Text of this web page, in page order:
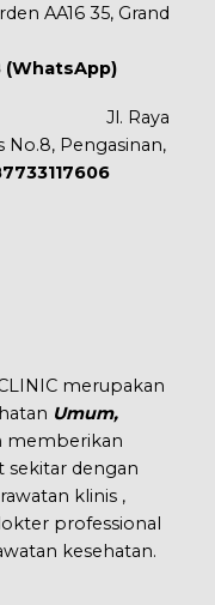
AA16 35, Grand
(WhatsApp)
Timur Jl. Raya
Pengasinan,
merupakan
Umum,
memberikan
sekitar dengan
klinis ,
professional
kesehatan.